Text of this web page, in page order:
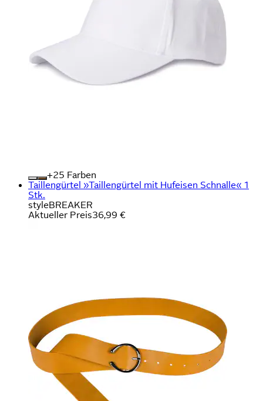
+
Farben
Taillengürtel »Taillengürtel mit Hufeisen Schnalle« 1
Stk.
styleBREAKER
Aktueller Preis36,99 €